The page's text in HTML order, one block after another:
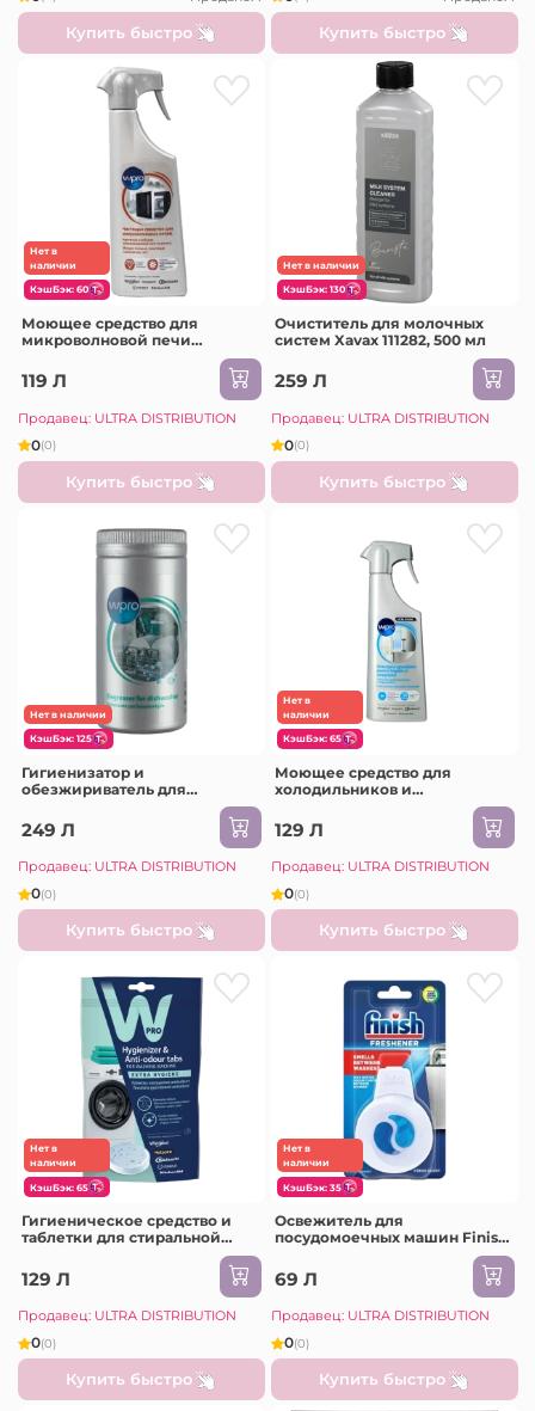
Купить быстро Купить быстро
Нет в
наличии
КэшБэк: 60
Моющее средство для
микроволновой печи
119 Л
Продавец: ULTRA DISTRIBUTION
0(0)
Купить быстро
Нет в наличии
КэшБэк: 130
Очиститель для молочных
систем Xavax 111282, 500 мл
259 Л
Продавец: ULTRA DISTRIBUTION
0(0)
Купить быстро
Нет в наличии
КэшБэк: 125
Гигиенизатор и
обезжириватель для
Whirlpool Wpro, 250 г
249 Л
Продавец: ULTRA DISTRIBUTION
0(0)
Купить быстро
Нет в
наличии
КэшБэк: 65
Моющее средство для
холодильников и
Whirlpool Wpo, 500 мл
129 Л
Продавец: ULTRA DISTRIBUTION
0(0)
Купить быстро
Нет в
наличии
КэшБэк: 65
Гигиеническое средство и
таблетки для стиральной
129 Л
Продавец: ULTRA DISTRIBUTION
0(0)
Купить быстро
Нет в
наличии
КэшБэк: 35
Освежитель для
посудомоечных машин Finish
69 Л
Продавец: ULTRA DISTRIBUTION
0(0)
Купить быстро